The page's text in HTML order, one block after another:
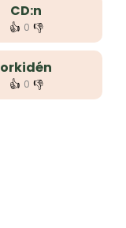
CD:n
👍 0 👎
orkidén
👍 0 👎